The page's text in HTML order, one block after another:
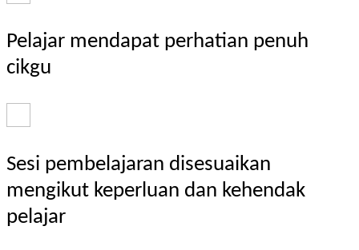
Pelajar mendapat perhatian penuh
cikgu
Sesi pembelajaran disesuaikan
mengikut keperluan dan kehendak
pelajar